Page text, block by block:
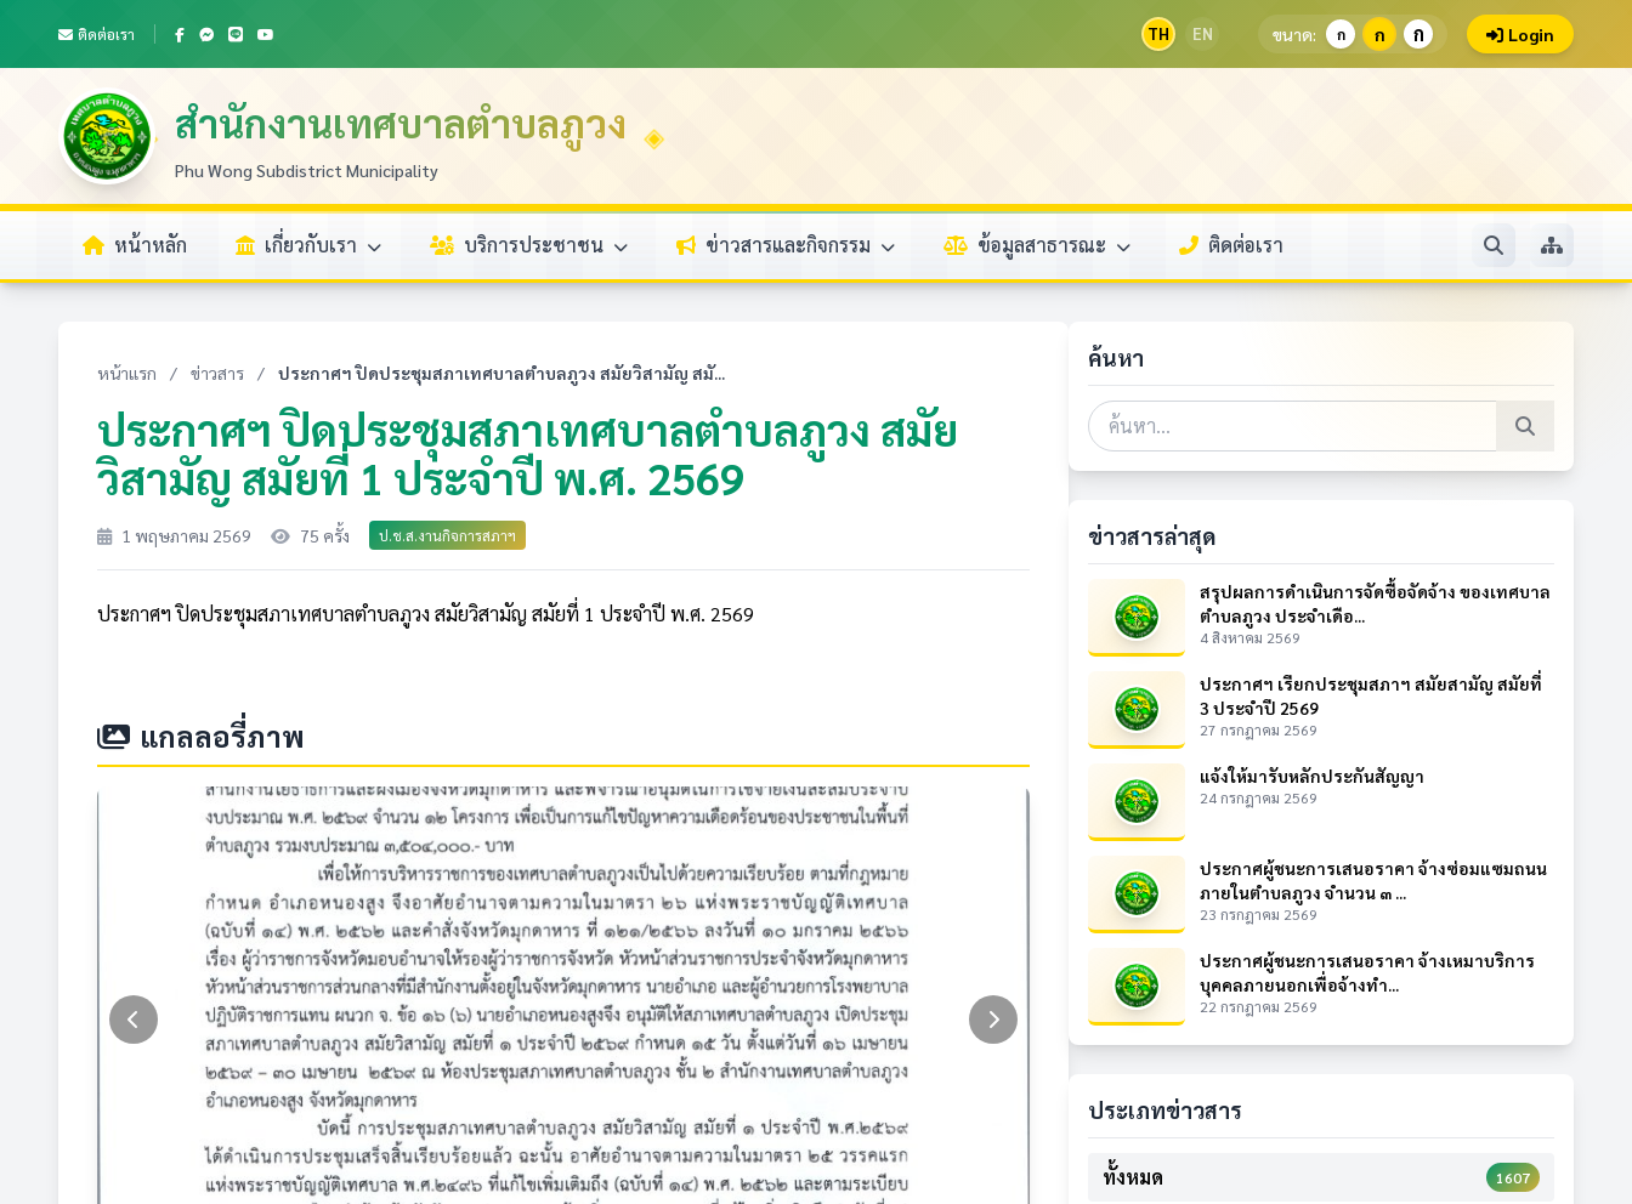
ติดต่อเรา TH EN ขนาด: ก ก ก Login
สำนักงานเทศบาลตำบลภูวง
Phu Wong Subdistrict Municipality
หน้าหลัก เกี่ยวกับเรา บริการประชาชน ข่าวสารและกิจกรรม ข้อมูลสาธารณะ ติดต่อเรา
หน้าแรก / ข่าวสาร / ประกาศฯ ปิดประชุมสภาเทศบาลตำบลภูวง สมัยวิสามัญ สมั...
ประกาศฯ ปิดประชุมสภาเทศบาลตำบลภูวง สมัย
วิสามัญ สมัยที่ 1 ประจำปี พ.ศ. 2569
1 พฤษภาคม 2569 75 ครั้ง ป.ช.ส.งานกิจการสภาฯ
ประกาศฯ ปิดประชุมสภาเทศบาลตำบลภูวง สมัยวิสามัญ สมัยที่ 1 ประจำปี พ.ศ. 2569
แกลลอรี่ภาพ
ค้นหา
ข่าวสารล่าสุด
สรุปผลการดำเนินการจัดซื้อจัดจ้าง ของเทศบาล
ตำบลภูวง ประจำเดือ...
4 สิงหาคม 2569
ประกาศฯ เรียกประชุมสภาฯ สมัยสามัญ สมัยที่
3 ประจำปี 2569
27 กรกฎาคม 2569
แจ้งให้มารับหลักประกันสัญญา
24 กรกฎาคม 2569
ประกาศผู้ชนะการเสนอราคา จ้างซ่อมแซมถนน
ภายในตำบลภูวง จำนวน ๓ ...
23 กรกฎาคม 2569
ประกาศผู้ชนะการเสนอราคา จ้างเหมาบริการ
บุคคลภายนอกเพื่อจ้างทำ...
22 กรกฎาคม 2569
ประเภทข่าวสาร
ทั้งหมด 1607